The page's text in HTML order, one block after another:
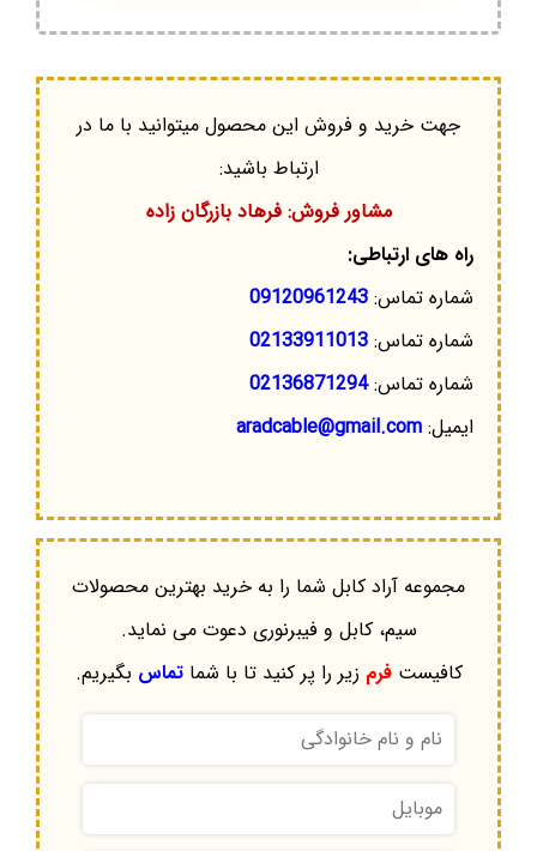
جهت خرید و فروش این محصول میتوانید با ما در
ارتباط باشید:
مشاور فروش: فرهاد بازرگان زاده
راه های ارتباطی:
شماره تماس: 09120961243
شماره تماس: 02133911013
شماره تماس:02136871294
ایمیل: aradcable@gmail.com
مجموعه آراد کابل شما را به خرید بهترین محصولات
سیم، کابل و فیبرنوری دعوت می نماید.
کافیستفرم زیر را پر کنید تا با شماتماس بگیریم.